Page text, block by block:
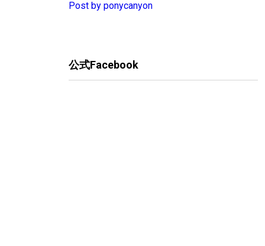
Post by ponycanyon
公式Facebook